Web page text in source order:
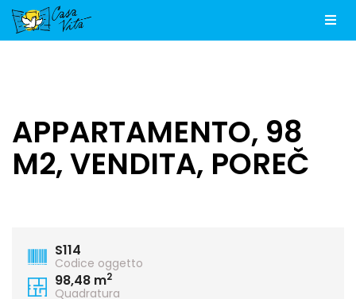
APPARTAMENTO, 98
M2, VENDITA, POREČ
S114
Codice oggetto
98,48 m2
Quadratura